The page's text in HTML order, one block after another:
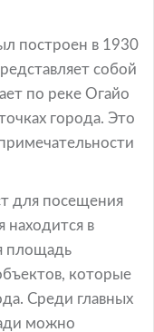
построен в 1930
собой
по реке Огайо
города. Это
для посещения
находится в
площадь
которые
Среди главных
можно